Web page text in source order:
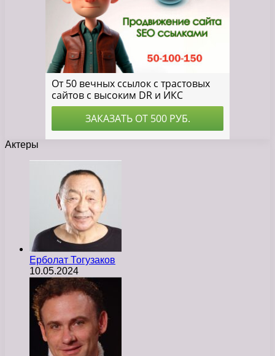
Актеры
Ерболат Тогузаков
10.05.2024